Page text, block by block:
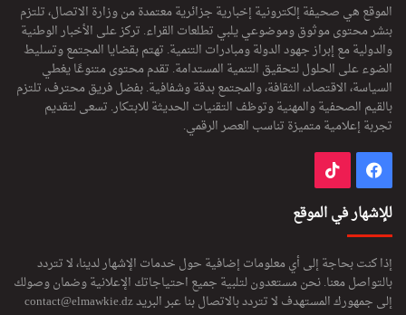
الموقع هي صحيفة إلكترونية إخبارية جزائرية معتمدة من وزارة الاتصال، تلتزم
بنشر محتوى موثوق وموضوعي يلبي تطلعات القراء. تركز على الأخبار الوطنية
والدولية مع إبراز جهود الدولة ومبادرات التنمية. تهتم بقضايا المجتمع وتسليط
الضوء على الحلول لتحقيق التنمية المستدامة. تقدم محتوى متنوعًا يغطي
السياسة، الاقتصاد، الثقافة، والمجتمع بدقة وشفافية. بفضل فريق محترف، تلتزم
بالقيم الصحفية والمهنية وتوظف التقنيات الحديثة للابتكار. تسعى لتقديم
تجربة إعلامية متميزة تناسب العصر الرقمي.
فيسبوك
للإشهار في الموقع
إذا كنت بحاجة إلى أي معلومات إضافية حول خدمات الإشهار لدينا، لا تتردد
بالتواصل معنا. نحن مستعدون لتلبية جميع احتياجاتك الإعلانية وضمان وصولك
إلى جمهورك المستهدف لا تتردد بالاتصال بنا عبر البريدcontact@elmawkie.dz